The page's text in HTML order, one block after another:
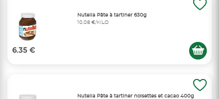
Nutella Pâte à tartiner 630g
10,08 €/KILO
6.35 €
Nutella Pâte à tartiner noisettes et cacao 400g